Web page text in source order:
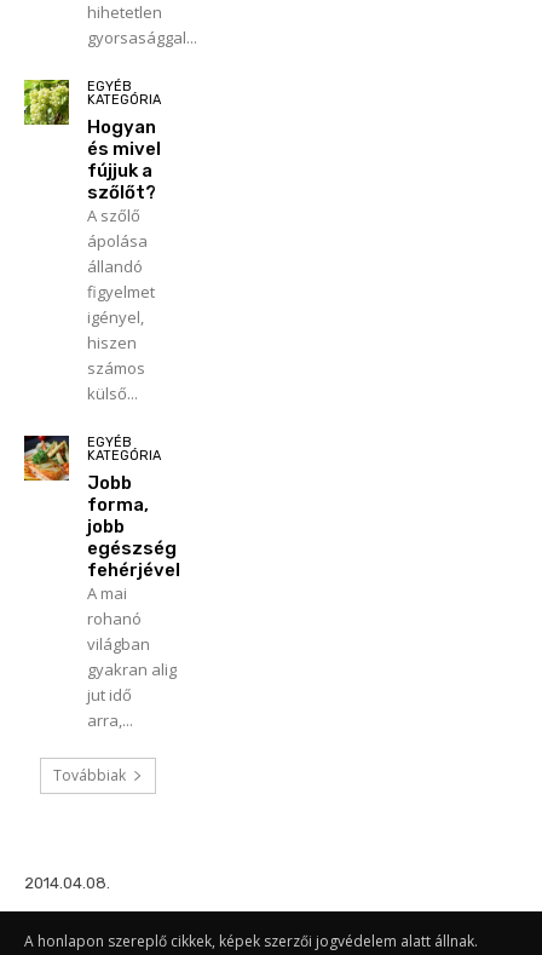
hihetetlen
gyorsasággal...
EGYÉB
KATEGÓRIA
Hogyan
és mivel
fújjuk a
szőlőt?
A szőlő
ápolása
állandó
figyelmet
igényel,
hiszen
számos
külső...
EGYÉB
KATEGÓRIA
Jobb
forma,
jobb
egészség
fehérjével
A mai
rohanó
világban
gyakran alig
jut idő
arra,...
Továbbiak
2014.04.08.
A honlapon szereplő cikkek, képek szerzői jogvédelem alatt állnak.